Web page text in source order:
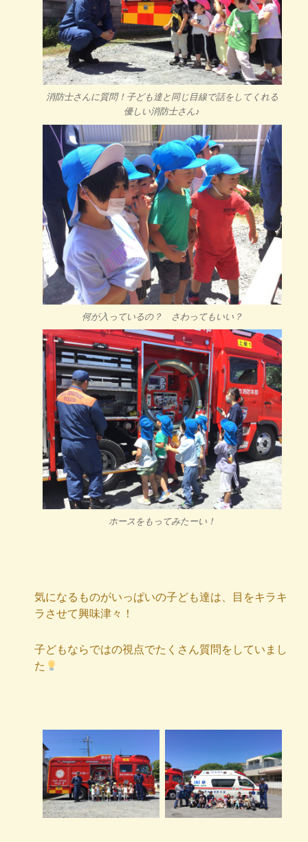
消防士さんに質問！子ども達と同じ目線で話をしてくれる
優しい消防士さん♪
何が入っているの？ さわってもいい？
ホースをもってみたーい！
気になるものがいっぱいの子ども達は、目をキラキ
ラさせて興味津々！
子どもならではの視点でたくさん質問をしていまし
た